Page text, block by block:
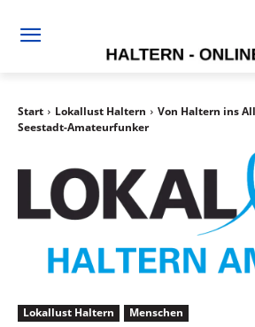
Start Lokallust Haltern
Von Haltern ins
Seestadt-Amateurfunker
Lokallust Haltern Menschen